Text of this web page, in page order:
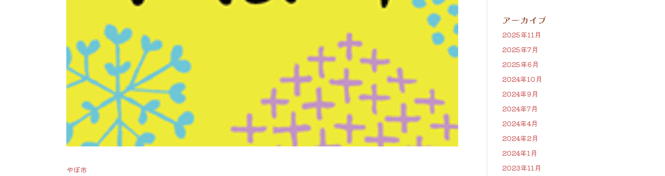
やぼ市
アーカイブ
2025年11月
2025年7月
2025年6月
2024年10月
2024年9月
2024年7月
2024年4月
2024年2月
2024年1月
2023年11月